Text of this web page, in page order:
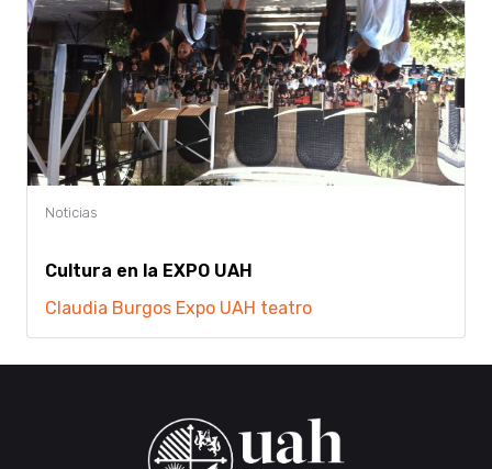
Cultura en la EXPO UAH
Claudia Burgos Expo UAH teatro